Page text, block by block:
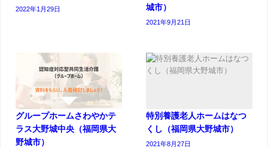
2022年1月29日
城市）
2021年9月21日
グループホームさわやかテ
ラス大野城中央（福岡県大
野城市）
特別養護老人ホームはなつ
くし（福岡県大野城市）
2021年8月27日